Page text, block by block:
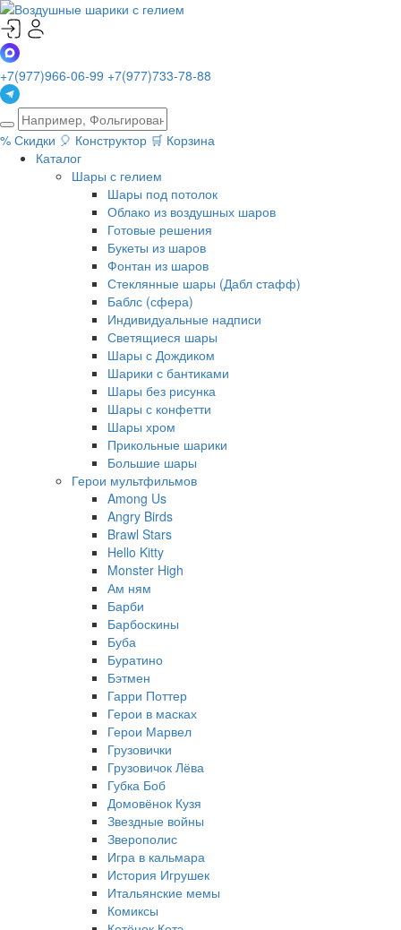
+7(977)966-06-99 +7(977)733-78-88
% Скидки 🎈 Конструктор 🛒 Корзина
Каталог
Шары с гелием
Шары под потолок
Облако из воздушных шаров
Готовые решения
Букеты из шаров
Фонтан из шаров
Стеклянные шары (Дабл стафф)
Баблс (сфера)
Индивидуальные надписи
Светящиеся шары
Шары с Дождиком
Шарики с бантиками
Шары без рисунка
Шары с конфетти
Шары хром
Прикольные шарики
Большие шары
Герои мультфильмов
Among Us
Angry Birds
Brawl Stars
Hello Kitty
Monster High
Ам ням
Барби
Барбоскины
Буба
Буратино
Бэтмен
Гарри Поттер
Герои в масках
Герои Марвел
Грузовички
Грузовичок Лёва
Губка Боб
Домовёнок Кузя
Звездные войны
Зверополис
Игра в кальмара
История Игрушек
Итальянские мемы
Комиксы